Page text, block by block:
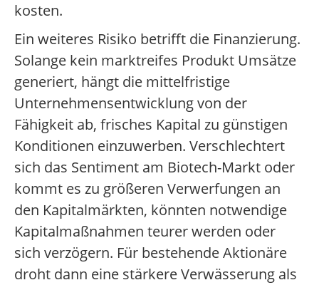
kosten.
Ein weiteres Risiko betrifft die Finanzierung.
Solange kein marktreifes Produkt Umsätze
generiert, hängt die mittelfristige
Unternehmensentwicklung von der
Fähigkeit ab, frisches Kapital zu günstigen
Konditionen einzuwerben. Verschlechtert
sich das Sentiment am Biotech-Markt oder
kommt es zu größeren Verwerfungen an
den Kapitalmärkten, könnten notwendige
Kapitalmaßnahmen teurer werden oder
sich verzögern. Für bestehende Aktionäre
droht dann eine stärkere Verwässerung als